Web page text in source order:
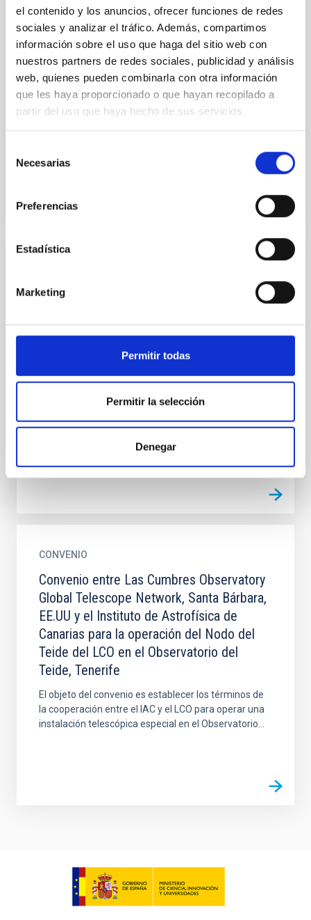
el contenido y los anuncios, ofrecer funciones de redes
sociales y analizar el tráfico. Además, compartimos
información sobre el uso que haga del sitio web con
nuestros partners de redes sociales, publicidad y análisis
web, quienes pueden combinarla con otra información
que les haya proporcionado o que hayan recopilado a
partir del uso que haya hecho de sus servicios.
Necesarias
Preferencias
Estadística
Marketing
Permitir todas
Permitir la selección
Denegar
Convenio entre el Centro De Astrobiología
de los Institutos Nacionales de Ciencias
Naturales, Japón y el Instituto de
Astrofísica de Canarias para el uso de
MuSCAT2 en el Telescopio Carlos Sánchez
El objeto del convenio es la operación de MuSCAT2
en el Telescopio Carlos Sánchez (TCS), ubicado en el
Convenio entre el RIKEN Center for
Astrofísica de Canarias sobre la operación
en el Observatorio del Teide
GroundBIRD en el Observatorio del Teide (OT). Se
observación de la...
CONVENIO
Convenio entre Las Cumbres Observatory
Global Telescope Network, Santa Bárbara,
EE.UU y el Instituto de Astrofísica de
Canarias para la operación del Nodo del
Teide del LCO en el Observatorio del
Teide, Tenerife
El objeto del convenio es establecer los términos de
la cooperación entre el IAC y el LCO para operar una
instalación telescópica especial en el Observatorio...